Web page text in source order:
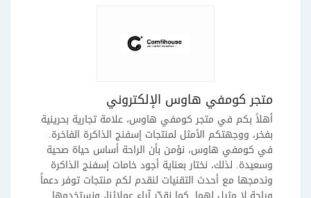
متجر كومفي هاوس الإلكتروني
أهلاً بكم في متجر كومفي هاوس، علامة تجارية بحرينية
بفخر، ووجهتكم الأمثل لمنتجات إسفنج الذاكرة الفاخرة.
في كومفي هاوس، نؤمن بأن الراحة أساس حياة صحية
وسعيدة. لذلك، نختار بعناية أجود خامات إسفنج الذاكرة
وندمجها مع أحدث التقنيات لنقدم لكم منتجات توفر دعماً